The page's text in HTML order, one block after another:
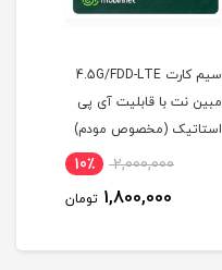
سیم کارت 4.5G/FDD-LTE
مبین نت با قابلیت آی پی
استاتیک (مخصوص مودم)
2,000,000 10٪
1,800,000 تومان